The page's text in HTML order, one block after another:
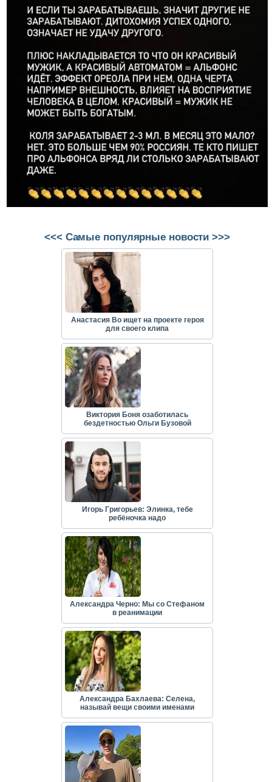
<<< Самые популярные новости >>>
Анастасия Во ищет на проекте героя
для своего клипа
Виктория Боня озаботилась
бездетностью Ольги Бузовой
Игорь Григорьев: Элинка, тебе
ребёночка надо
Александра Черно: Мы со Стефаном
в реанимации
Александра Бахлаева: Селена,
называй вещи своими именами